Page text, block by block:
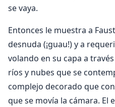
se vaya.
Entonces le muestra a
desnuda (¡guau!) y a
volando en su capa a
ríos y nubes que se
complejo decorado que
que se movía la cámara. El